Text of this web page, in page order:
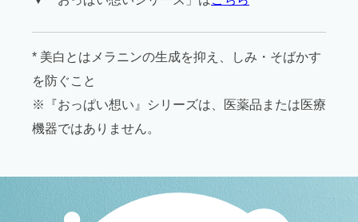
* 美白とはメラニンの生成を抑え、しみ・そばかす
を防ぐこと
※『おっぱい想い』シリーズは、医薬品または医療
機器ではありません。